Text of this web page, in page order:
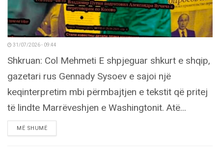
31/07/2026 - 09:44
Shkruan: Col Mehmeti E shpjeguar shkurt e shqip,
gazetari rus Gennady Sysoev e sajoi një
keqinterpretim mbi përmbajtjen e tekstit që pritej
të lindte Marrëveshjen e Washingtonit. Atë...
MË SHUMËDETAILS